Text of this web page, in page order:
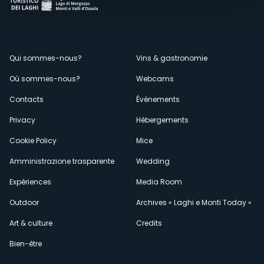
Menù
secondario
Qui sommes-nous?
Où sommes-nous?
Contacts
Privacy
Cookie Policy
Amministrazione trasparente
Expériences
Outdoor
Art & culture
Bien-être
Vins & gastronomie
Webcams
Événements
Hébergements
Mice
Wedding
Media Room
Archives « Laghi e Monti Today »
Credits